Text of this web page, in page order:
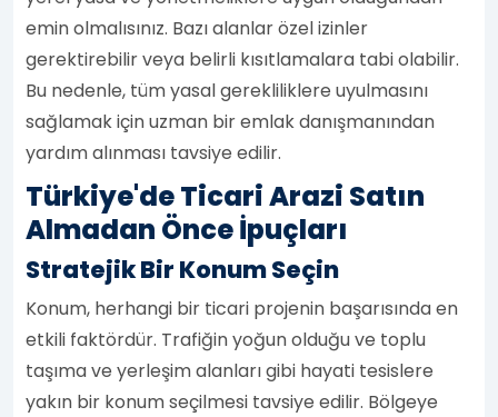
emin olmalısınız. Bazı alanlar özel izinler
gerektirebilir veya belirli kısıtlamalara tabi olabilir.
Bu nedenle, tüm yasal gerekliliklere uyulmasını
sağlamak için uzman bir emlak danışmanından
yardım alınması tavsiye edilir.
Türkiye'de Ticari Arazi Satın
Almadan Önce İpuçları
Stratejik Bir Konum Seçin
Konum, herhangi bir ticari projenin başarısında en
etkili faktördür. Trafiğin yoğun olduğu ve toplu
taşıma ve yerleşim alanları gibi hayati tesislere
yakın bir konum seçilmesi tavsiye edilir. Bölgeye